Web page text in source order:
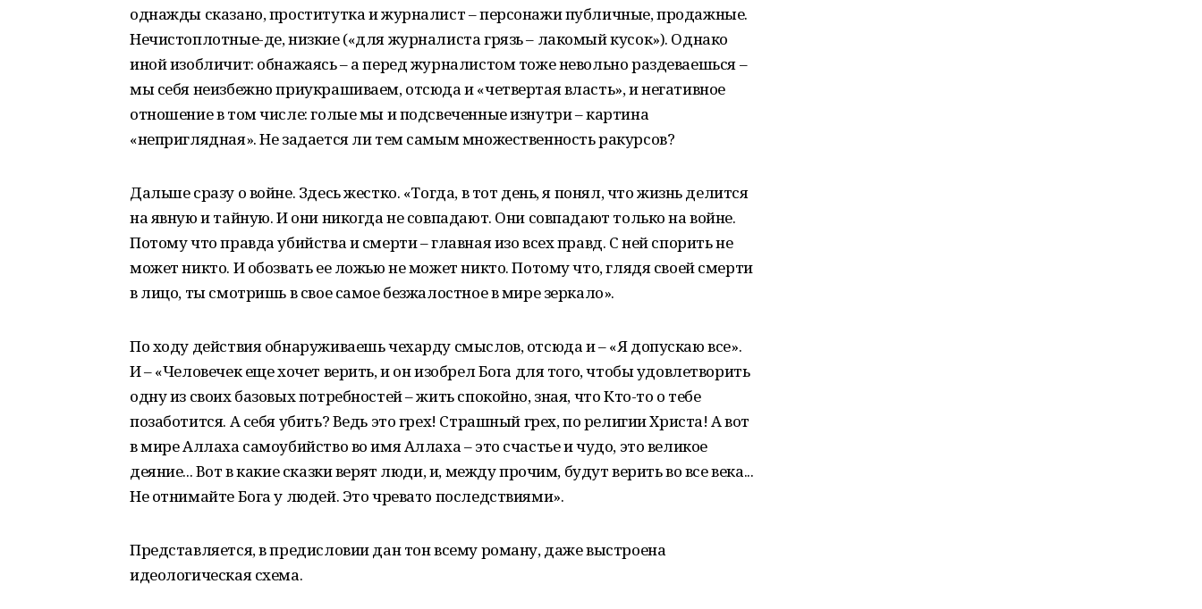
однажды сказано, проститутка и журналист – персонажи публичные, продажные.
Нечистоплотные-де, низкие («для журналиста грязь – лакомый кусок»). Однако
иной изобличит: обнажаясь – а перед журналистом тоже невольно раздеваешься –
мы себя неизбежно приукрашиваем, отсюда и «четвертая власть», и негативное
отношение в том числе: голые мы и подсвеченные изнутри – картина
«неприглядная». Не задается ли тем самым множественность ракурсов?
Дальше сразу о войне. Здесь жестко. «Тогда, в тот день, я понял, что жизнь делится
на явную и тайную. И они никогда не совпадают. Они совпадают только на войне.
Потому что правда убийства и смерти – главная изо всех правд. С ней спорить не
может никто. И обозвать ее ложью не может никто. Потому что, глядя своей смерти
в лицо, ты смотришь в свое самое безжалостное в мире зеркало».
По ходу действия обнаруживаешь чехарду смыслов, отсюда и – «Я допускаю все».
И – «Человечек еще хочет верить, и он изобрел Бога для того, чтобы удовлетворить
одну из своих базовых потребностей – жить спокойно, зная, что Кто-то о тебе
позаботится. А себя убить? Ведь это грех! Страшный грех, по религии Христа! А вот
в мире Аллаха самоубийство во имя Аллаха – это счастье и чудо, это великое
деяние... Вот в какие сказки верят люди, и, между прочим, будут верить во все века...
Не отнимайте Бога у людей. Это чревато последствиями».
Представляется, в предисловии дан тон всему роману, даже выстроена
идеологическая схема.